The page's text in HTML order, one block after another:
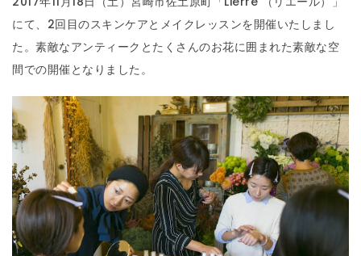
にて、2回目のスキンケアとメイクレッスンを開催いたしまし
た。 素敵なアンティークとたくさんのお花に囲まれた素敵な空
間での開催となりました。